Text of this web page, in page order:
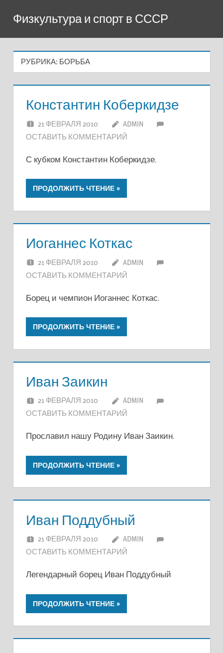
содержимому
Физкультура и спорт в СССР
РУБРИКА: БОРЬБА
Константин Коберкидзе
21 ФЕВРАЛЯ 2010
ADMIN
ОСТАВИТЬ КОММЕНТАРИЙ
С кубком Константин Коберкидзе.
ПРОДОЛЖИТЬ ЧТЕНИЕ
Иоганнес Коткас
21 ФЕВРАЛЯ 2010
ADMIN
ОСТАВИТЬ КОММЕНТАРИЙ
Борец и чемпион Иоганнес Коткас.
ПРОДОЛЖИТЬ ЧТЕНИЕ
Иван Заикин
21 ФЕВРАЛЯ 2010
ADMIN
ОСТАВИТЬ КОММЕНТАРИЙ
Прославил нашу Родину Иван Заикин.
ПРОДОЛЖИТЬ ЧТЕНИЕ
Иван Поддубный
21 ФЕВРАЛЯ 2010
ADMIN
ОСТАВИТЬ КОММЕНТАРИЙ
Легендарный борец Иван Поддубный
ПРОДОЛЖИТЬ ЧТЕНИЕ